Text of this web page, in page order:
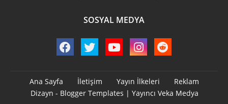
SOSYAL MEDYA
Ana Sayfa İletişim Yayın İlkeleri
Reklam
Dizayn - Blogger Templates | Yayıncı Veka Medya